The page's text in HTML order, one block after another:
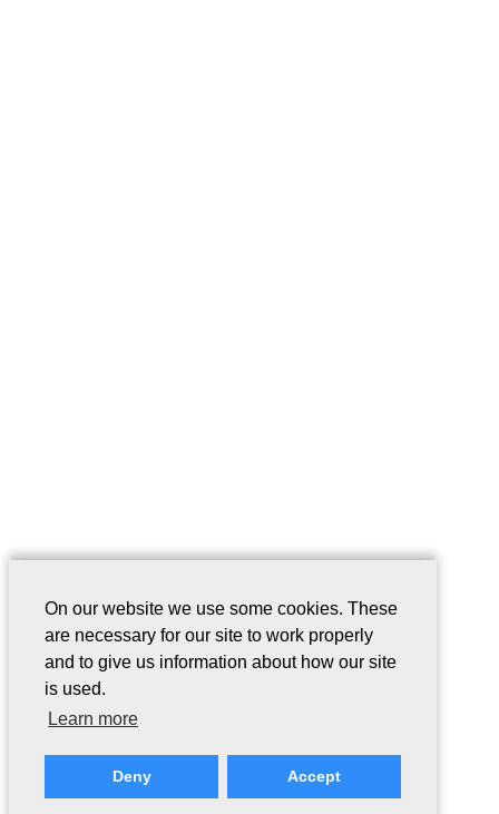
On our website we use some cookies. These
are necessary for our site to work properly
and to give us information about how our site
is used.
Learn more
Deny Accept